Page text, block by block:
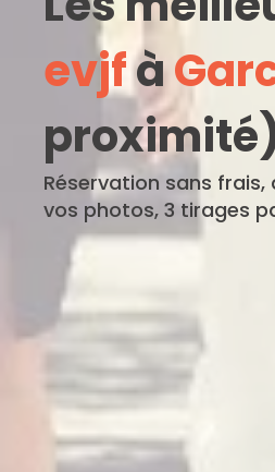
evjfà
Réservation sans
vos photos, 3 tirages